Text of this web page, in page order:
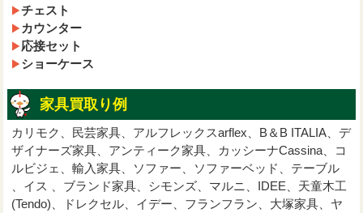
チェスト
カウンター
応接セット
ショーケース
家具買取り例
カリモク、民芸家具、アルフレックスarflex、B＆B ITALIA、デ
ザイナーズ家具、アンティーク家具、カッシーナCassina、コ
ルビジェ、輸入家具、ソファー、ソファーベッド、テーブル
、イス 、ブランド家具、シモンズ、マルニ、IDEE、天童木工
(Tendo)、ドレクセル、イデー、フランフラン、大塚家具、ヤ